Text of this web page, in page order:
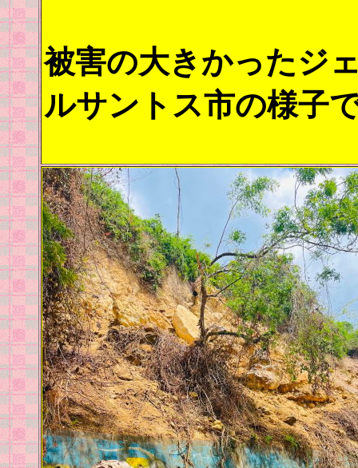
被害の大きかったジ
ルサントス市の様子